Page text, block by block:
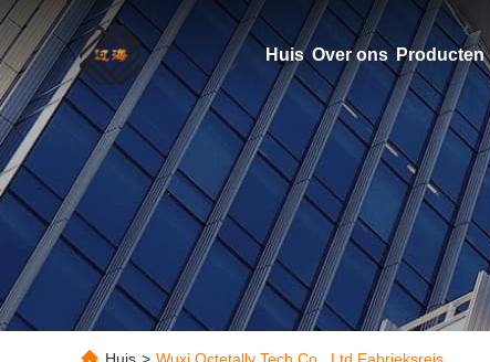
Huis Over ons Producten